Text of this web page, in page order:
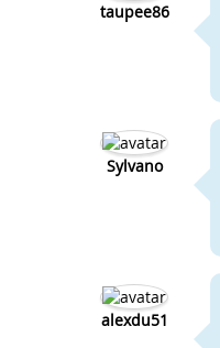
taupee86
Sylvano
alexdu51